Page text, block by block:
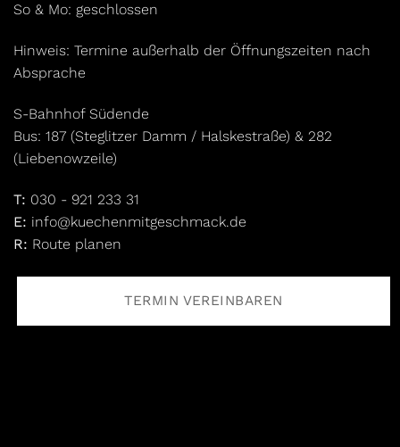
So & Mo: geschlossen
Hinweis: Termine außerhalb der Öffnungszeiten nach
Absprache
S-Bahnhof Südende
Bus: 187 (Steglitzer Damm / Halskestraße) & 282
(Liebenowzeile)
T: 030 - 921 233 31
E: info@kuechenmitgeschmack.de
R: Route planen
TERMIN VEREINBAREN